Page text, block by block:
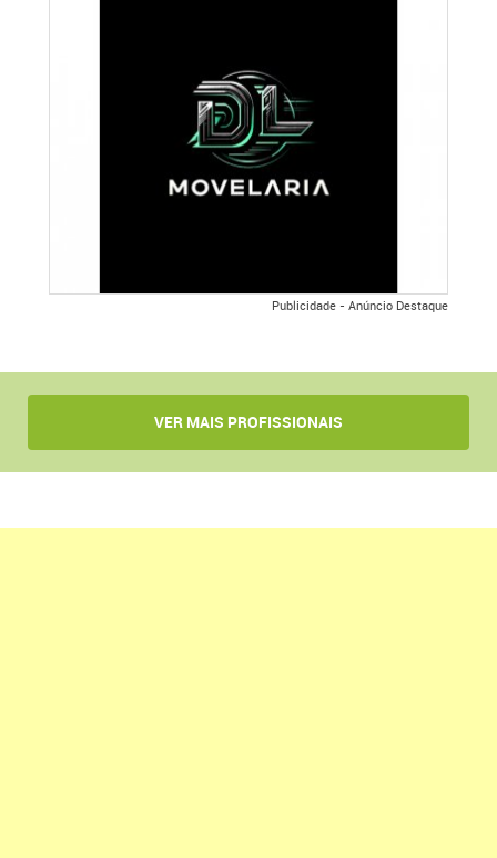
Publicidade - Anúncio Destaque
VER MAIS PROFISSIONAIS